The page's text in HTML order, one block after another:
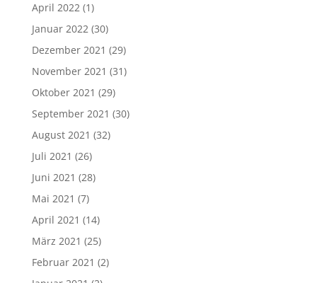
April 2022(1)
Januar 2022(30)
Dezember 2021 (29)
November 2021 (31)
Oktober 2021 (29)
September 2021 (30)
August 2021 (32)
Juli 2021 (26)
Juni 2021 (28)
Mai 2021 (7)
April 2021 (14)
März 2021 (25)
Februar 2021 (2)